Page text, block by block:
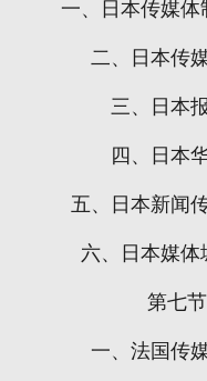
一、日本传媒
二、日本传
三、日本
四、日本
五、日本新闻
六、日本媒
第七节
一、法国传